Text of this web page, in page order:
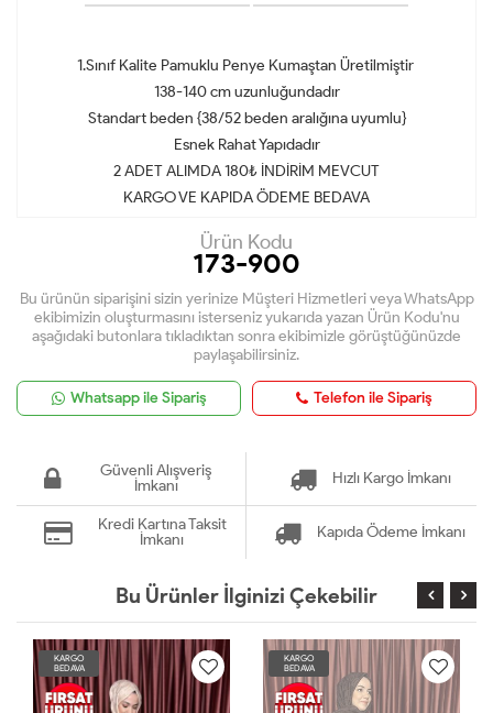
1.Sınıf Kalite Pamuklu Penye Kumaştan Üretilmiştir
138-140 cm uzunluğundadır
Standart beden {38/52 beden aralığına uyumlu}
Esnek Rahat Yapıdadır
2 ADET ALIMDA 180₺ İNDİRİM MEVCUT
KARGO VE KAPIDA ÖDEME BEDAVA
Ürün Kodu
173-900
Bu ürünün siparişini sizin yerinize Müşteri Hizmetleri veya WhatsApp
ekibimizin oluşturmasını isterseniz yukarıda yazan Ürün Kodu'nu
aşağıdaki butonlara tıkladıktan sonra ekibimizle görüştüğünüzde
paylaşabilirsiniz.
Whatsapp ile Sipariş Telefon ile Sipariş
Güvenli Alışveriş
İmkanı
Hızlı Kargo İmkanı
Kredi Kartına Taksit
İmkanı
Kapıda Ödeme İmkanı
Bu Ürünler İlginizi Çekebilir
KARGO
BEDAVA
KARGO
BEDAVA